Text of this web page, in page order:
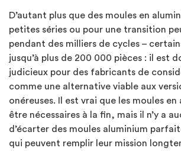
D’autant plus que des moules en
petites séries ou pour une transition
pendant des milliers de cycles –
jusqu’à plus de 200 000 pièces : il est
judicieux pour des fabricants de
comme une alternative viable aux
onéreuses. Il est vrai que les moules
être nécessaires à la fin, mais il n’y a
d’écarter des moules aluminium
qui peuvent remplir leur mission